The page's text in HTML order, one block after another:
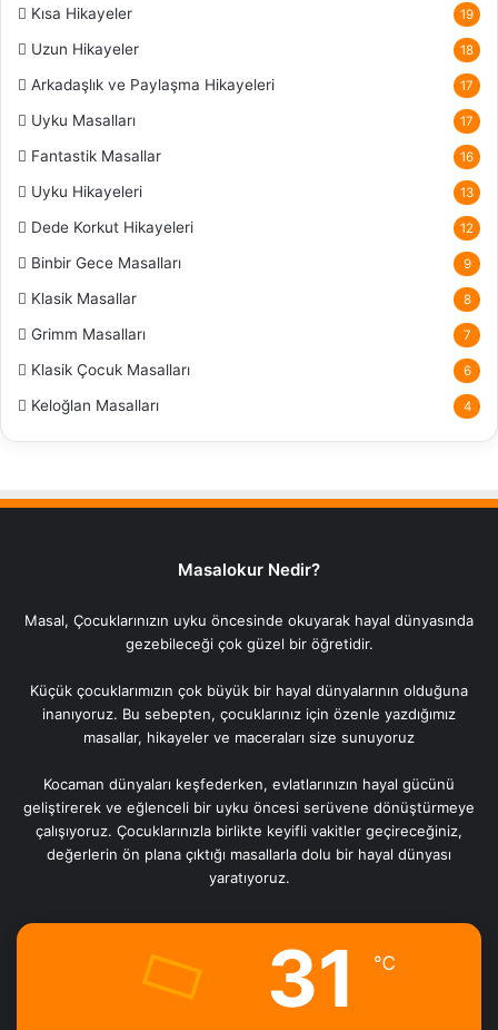
Kısa Hikayeler 19
Uzun Hikayeler 18
Arkadaşlık ve Paylaşma Hikayeleri 17
Uyku Masalları 17
Fantastik Masallar 16
Uyku Hikayeleri 13
Dede Korkut Hikayeleri 12
Binbir Gece Masalları 9
Klasik Masallar 8
Grimm Masalları 7
Klasik Çocuk Masalları 6
Keloğlan Masalları 4
Masalokur Nedir?
Masal, Çocuklarınızın uyku öncesinde okuyarak hayal dünyasında
gezebileceği çok güzel bir öğretidir.
Küçük çocuklarımızın çok büyük bir hayal dünyalarının olduğuna
inanıyoruz. Bu sebepten, çocuklarınız için özenle yazdığımız
masallar, hikayeler ve maceraları size sunuyoruz
Kocaman dünyaları keşfederken, evlatlarınızın hayal gücünü
geliştirerek ve eğlenceli bir uyku öncesi serüvene dönüştürmeye
çalışıyoruz. Çocuklarınızla birlikte keyifli vakitler geçireceğiniz,
değerlerin ön plana çıktığı masallarla dolu bir hayal dünyası
yaratıyoruz.
31 ℃